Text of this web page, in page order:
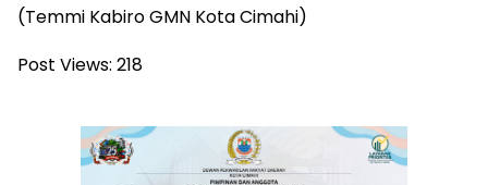
(Temmi Kabiro GMN Kota Cimahi)
Post Views: 218